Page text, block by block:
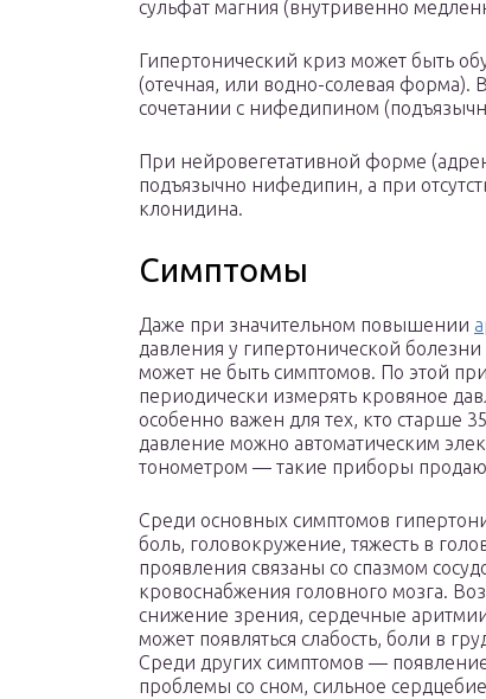
сульфат магния (внутривенно
Гипертонический криз может быть
(отечная, или водно-солевая форма).
сочетании с нифедипином
При нейровегетативной форме
подъязычно нифедипин, а при
клонидина.
Симптомы
Даже при значительном повышении
давления у гипертонической
может не быть симптомов. По этой
периодически измерять кровяное
особенно важен для тех, кто старше
давление можно автоматическим
тонометром — такие приборы
Среди основных симптомов
боль, головокружение, тяжесть в
проявления связаны со спазмом
кровоснабжения головного мозга.
снижение зрения, сердечные
может появляться слабость, боли в
Среди других симптомов —
проблемы со сном, сильное